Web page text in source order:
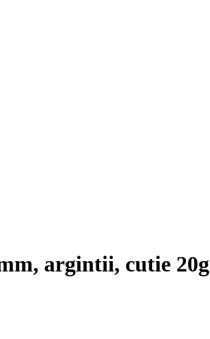
argintii, cutie 20g